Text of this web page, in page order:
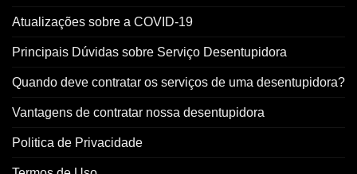
Atualizações sobre a COVID-19
Principais Dúvidas sobre Serviço Desentupidora
Quando deve contratar os serviços de uma desentupidora?
Vantagens de contratar nossa desentupidora
Politica de Privacidade